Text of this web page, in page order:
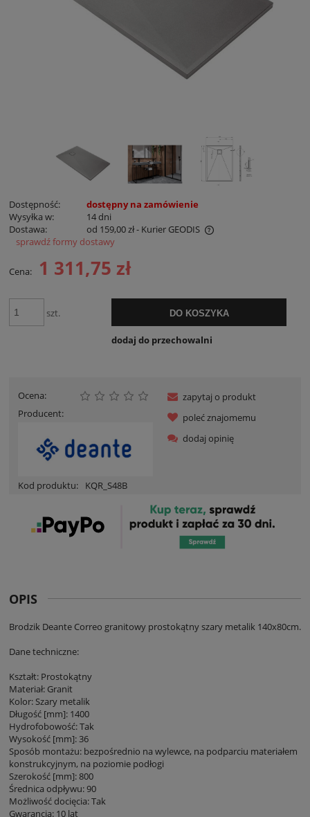
Dostępność:
dostępny na zamówienie
Wysyłka w:
14 dni
Dostawa:
od 159,00 zł- Kurier GEODIS
Cena nie zawiera ewentualnych kosztów płatności
sprawdź formy dostawy
Cena: 1 311,75 zł
szt. DO KOSZYKA
dodaj do przechowalni
Ocena:
Producent:
Kod produktu: KQR_S48B
zapytaj o produkt
poleć znajomemu
dodaj opinię
OPIS
Brodzik Deante Correo granitowy prostokątny szary metalik 140x80cm.
Dane techniczne:
Kształt: Prostokątny
Materiał: Granit
Kolor: Szary metalik
Długość [mm]: 1400
Hydrofobowość: Tak
Wysokość [mm]: 36
Sposób montażu: bezpośrednio na wylewce, na podparciu materiałem
konstrukcyjnym, na poziomie podłogi
Szerokość [mm]: 800
Średnica odpływu: 90
Możliwość docięcia: Tak
Gwarancja: 10 lat